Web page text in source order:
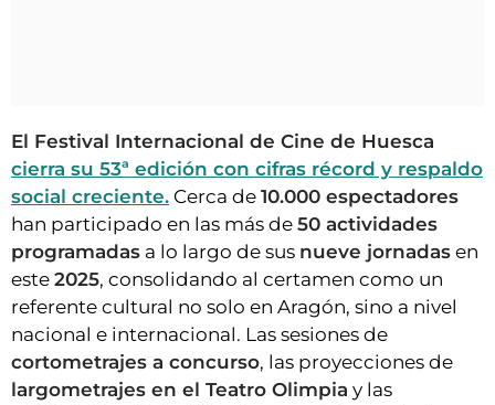
CLUB DEL AMIGO MILITANTE
INICIAR SESIÓN
El Festival Internacional de Cine de Huesca
cierra su 53ª edición con cifras récord y respaldo
social creciente. Cerca de 10.000 espectadores
han participado en las más de 50 actividades
programadas a lo largo de sus nueve jornadas en
este 2025, consolidando al certamen como un
referente cultural no solo en Aragón, sino a nivel
nacional e internacional. Las sesiones de
cortometrajes a concurso, las proyecciones de
largometrajes en el Teatro Olimpia y las